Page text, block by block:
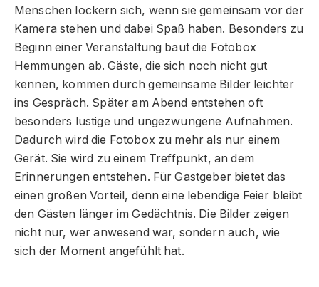
Menschen lockern sich, wenn sie gemeinsam vor der
Kamera stehen und dabei Spaß haben. Besonders zu
Beginn einer Veranstaltung baut die Fotobox
Hemmungen ab. Gäste, die sich noch nicht gut
kennen, kommen durch gemeinsame Bilder leichter
ins Gespräch. Später am Abend entstehen oft
besonders lustige und ungezwungene Aufnahmen.
Dadurch wird die Fotobox zu mehr als nur einem
Gerät. Sie wird zu einem Treffpunkt, an dem
Erinnerungen entstehen. Für Gastgeber bietet das
einen großen Vorteil, denn eine lebendige Feier bleibt
den Gästen länger im Gedächtnis. Die Bilder zeigen
nicht nur, wer anwesend war, sondern auch, wie
sich der Moment angefühlt hat.